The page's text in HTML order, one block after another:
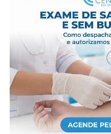
Criado pelo Tribunal de
Cidadão completou 30
Rodrigues Alves será
coletivo para 91 casais,
Santana.
Compartilhe isso:
X Facebook